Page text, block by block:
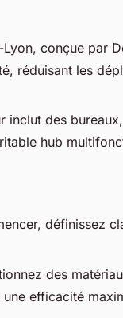
Lyon, conçue par
réduisant les
inclut des
hub
définissez
des
efficacité